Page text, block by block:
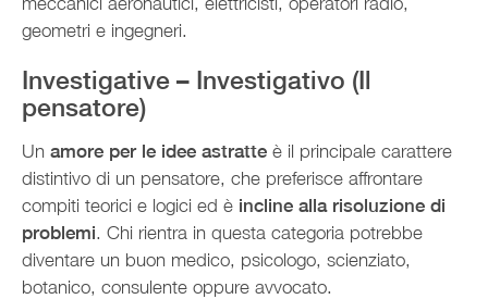
geometri e ingegneri.
Investigative – Investigativo (Il
pensatore)
Un amore per le idee astratte è il principale carattere
distintivo di un pensatore, che preferisce affrontare
compiti teorici e logici ed è incline alla risoluzione di
problemi. Chi rientra in questa categoria potrebbe
diventare un buon medico, psicologo, scienziato,
botanico, consulente oppure avvocato.